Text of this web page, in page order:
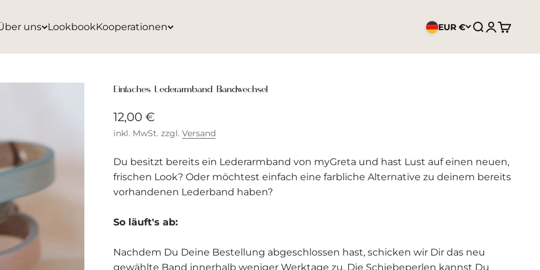
uns LookbookKooperationen EUR € Suche öffnen
Einfaches Lederarmband Bandwechsel
Angebot
12,00 €
inkl. MwSt. zzgl. Versand
Du besitzt bereits ein Lederarmband von myGreta und hast Lust auf einen neuen,
frischen Look? Oder möchtest einfach eine farbliche Alternative zu deinem bereits
vorhandenen Lederband haben?
So läuft's ab:
Nachdem Du Deine Bestellung abgeschlossen hast, schicken wir Dir das neu
gewählte Band innerhalb weniger Werktage zu. Die Schiebeperlen kannst Du